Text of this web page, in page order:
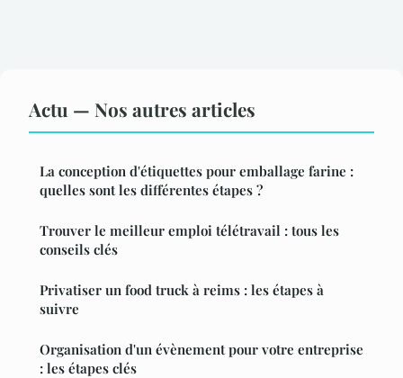
Actu — Nos autres articles
La conception d'étiquettes pour emballage farine :
quelles sont les différentes étapes ?
Trouver le meilleur emploi télétravail : tous les
conseils clés
Privatiser un food truck à reims : les étapes à
suivre
Organisation d'un évènement pour votre entreprise
: les étapes clés